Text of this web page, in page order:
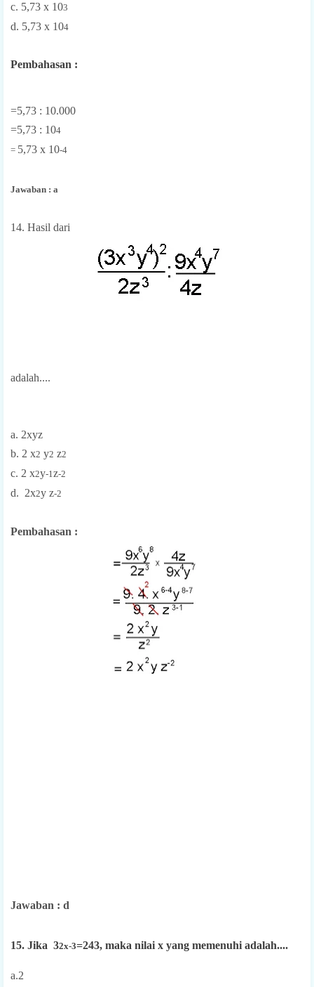
c. 5,73 x 103
d. 5,73 x 104
Pembahasan :
=5,73 : 10.000
=5,73 : 104
= 5,73 x 10-4
Jawaban : a
14. Hasil dari
adalah....
a. 2xyz
b. 2 x2 y2 z2
c. 2 x2y-1 z-2
d. 2x2y z-2
Pembahasan :
Jawaban : d
15. Jika 32x-3=243, maka nilai x yang memenuhi adalah....
a.2